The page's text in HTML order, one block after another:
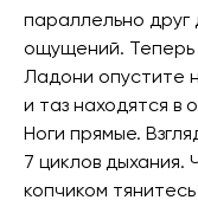
параллельно друг
ощущений. Теперь
Ладони опустите
и таз находятся в
Ноги прямые.
7 циклов дыхания.
копчиком